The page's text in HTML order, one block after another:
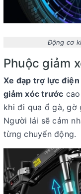
Động cơ
Phuộc giảm
Xe đạp trợ lực
giảm xóc trước
khi đi qua ổ gà, gờ
Người lái sẽ cảm
từng chuyển động.